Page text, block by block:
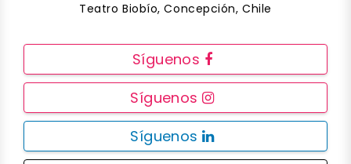
Teatro Biobío, Concepción, Chile
Síguenos
Síguenos
Síguenos